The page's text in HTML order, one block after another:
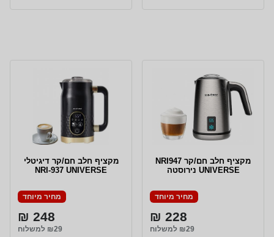
מקציף חלב חם/קר NRI947
UNIVERSE נירוסטה
מחיר מיוחד
228 ₪
₪29 למשלוח
מקציף חלב חם/קר דיגיטלי
NRI-937 UNIVERSE
מחיר מיוחד
248 ₪
₪29 למשלוח